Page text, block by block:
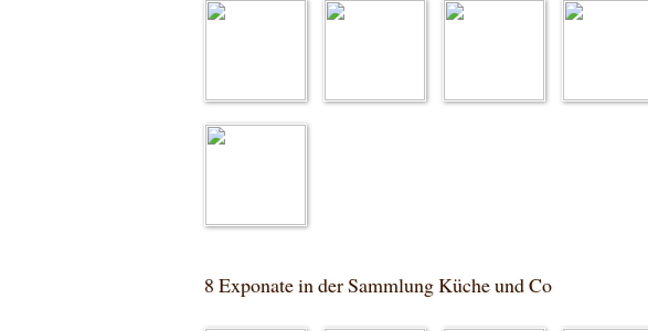
8 Exponate in der Sammlung Küche und Co